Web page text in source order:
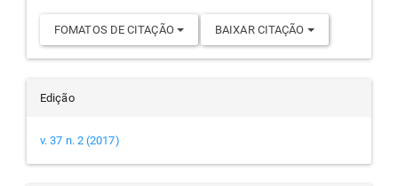
FOMATOS DE CITAÇÃO BAIXAR CITAÇÃO
Edição
v. 37 n. 2 (2017)